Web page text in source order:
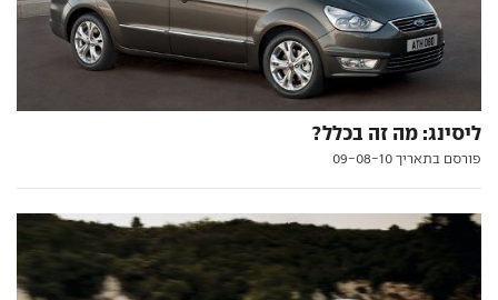
ליסינג: מה זה בכלל?
פורסם בתאריך 09-08-10